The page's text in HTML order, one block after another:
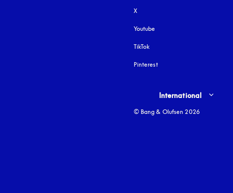
X
Youtube
TikTok
Pinterest
Select country and language
International
© Bang & Olufsen 2026